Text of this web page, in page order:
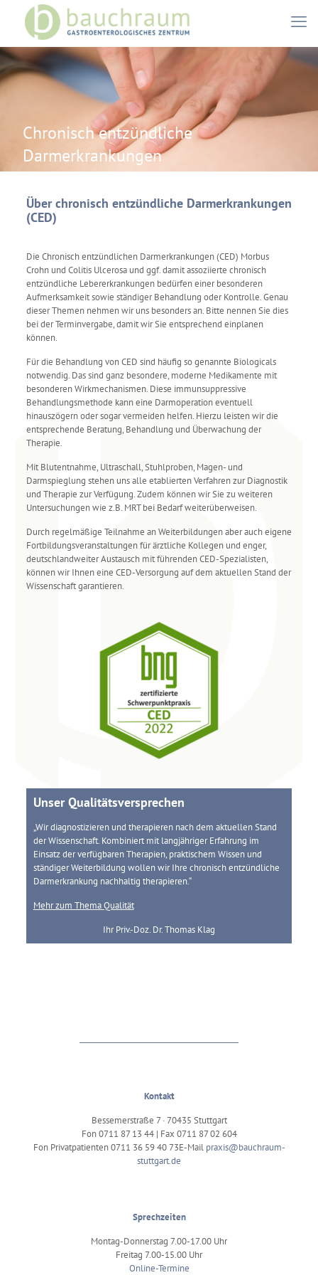
Chronisch entzündliche
Darmerkrankungen
Über chronisch entzündliche Darmerkrankungen
(CED)
Die Chronisch entzündlichen Darmerkrankungen (CED) Morbus
Crohn und Colitis Ulcerosa und ggf. damit assoziierte chronisch
entzündliche Lebererkrankungen bedürfen einer besonderen
Aufmerksamkeit sowie ständiger Behandlung oder Kontrolle. Genau
dieser Themen nehmen wir uns besonders an. Bitte nennen Sie dies
bei der Terminvergabe, damit wir Sie entsprechend einplanen
können.
Für die Behandlung von CED sind häufig so genannte Biologicals
notwendig. Das sind ganz besondere, moderne Medikamente mit
besonderen Wirkmechanismen. Diese immunsuppressive
Behandlungsmethode kann eine Darmoperation eventuell
hinauszögern oder sogar vermeiden helfen. Hierzu leisten wir die
entsprechende Beratung, Behandlung und Überwachung der
Therapie.
Mit Blutentnahme, Ultraschall, Stuhlproben, Magen- und
Darmspieglung stehen uns alle etablierten Verfahren zur Diagnostik
und Therapie zur Verfügung. Zudem können wir Sie zu weiteren
Untersuchungen wie z.B. MRT bei Bedarf weiterüberweisen.
Durch regelmäßige Teilnahme an Weiterbildungen aber auch eigene
Fortbildungsveranstaltungen für ärztliche Kollegen und enger,
deutschlandweiter Austausch mit führenden CED-Spezialisten,
können wir Ihnen eine CED-Versorgung auf dem aktuellen Stand der
Wissenschaft garantieren.
Unser Qualitätsversprechen
„Wir diagnostizieren und therapieren nach dem aktuellen Stand
der Wissenschaft. Kombiniert mit langjähriger Erfahrung im
Einsatz der verfügbaren Therapien, praktischem Wissen und
ständiger Weiterbildung wollen wir Ihre chronisch entzündliche
Darmerkrankung nachhaltig therapieren.“
Mehr zum Thema Qualität
Ihr Priv.-Doz. Dr. Thomas Klag
Kontakt
Bessemerstraße 7 · 70435 Stuttgart
Fon0711 87 13 44| Fax 0711 87 02 604
Fon Privatpatienten0711 36 59 40 73E-Mail praxis@bauchraum-
stuttgart.de
Sprechzeiten
Montag-Donnerstag 7.00-17.00 Uhr
Freitag 7.00-15.00 Uhr
Online-Termine